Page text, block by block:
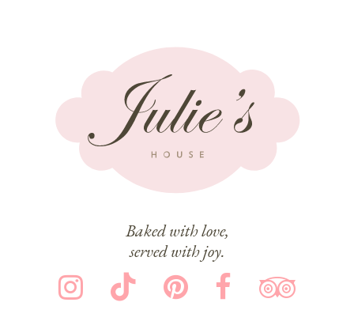
Baked with love,
served with joy.